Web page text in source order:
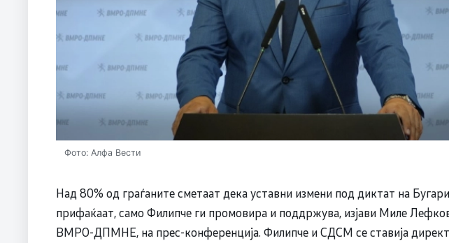
Фото: Алфа Вести
Над 80% од граѓаните сметаат дека уставни измени под диктат на
прифаќаат, само Филипче ги промовира и поддржува, изјави Миле
ВМРО-ДПМНЕ, на прес-конференција. Филипче и СДСM се ставија